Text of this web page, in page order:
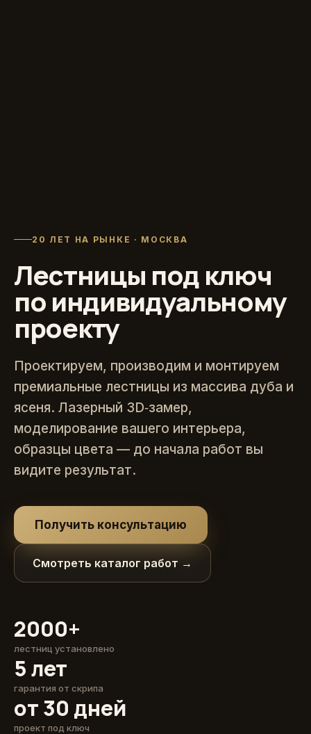
20 ЛЕТ НА РЫНКЕ · МОСКВА
Лестницы под ключ
по индивидуальному
проекту
Проектируем, производим и монтируем
премиальные лестницы из массива дуба и
ясеня. Лазерный 3D‑замер,
моделирование вашего интерьера,
образцы цвета — до начала работ вы
видите результат.
Получить консультацию
Смотреть каталог работ →
2000+
лестниц установлено
5 лет
гарантия от скрипа
от 30 дней
проект под ключ